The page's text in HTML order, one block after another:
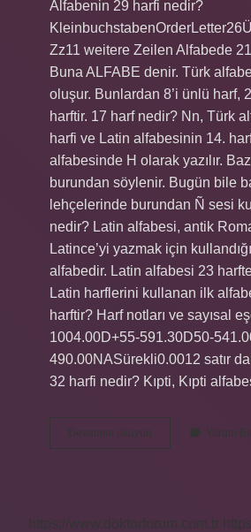
Alfabenin 29 harfi nedir?
Zz11 weitere Zeilen Alfabede
Buna ALFABE denir. Türk
oluşur. Bunlardan 8’i ünlü harf,
harftir. 17 harf nedir? Nn, Türk
harfi ve Latin alfabesinin 14.
alfabesinde H olarak yazılır.
burundan söylenir. Bugün bile
lehçelerinde burundan Ñ sesi
nedir? Latin alfabesi, antik
Latince’yi yazmak için
alfabedir. Latin alfabesi 23
Latin harflerini kullanan ilk
harftir? Harf notları ve sayısal
1004.00D+55-591.30D50-
490.00NASürekli0.0012 satır
32 harfi nedir? Kıpti, Kıpti
Devamını okuyun
Zye
Yorum
https://www.doktorforum.com.tr